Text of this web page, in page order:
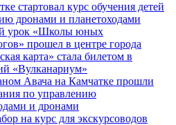
стартовал курс обучения детей
дронами и планетоходами
урок «Школы юных
прошел в центре города
карта» стала билетом в
«Вулканариум»
Авача на Камчатке прошли
по управлению
и дронами
на курс для экскурсоводов